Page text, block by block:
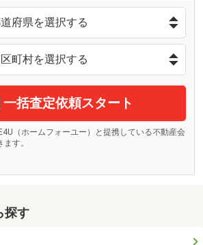
一括査定依頼スタート
（ホームフォーユー）と提携している不動産会
す。
探す